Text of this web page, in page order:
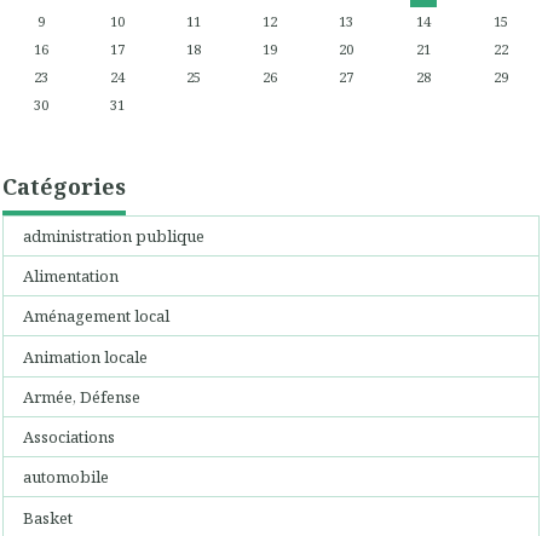
9
10 11 12 13 14
15
16
17 18 19 20 21
22
23
24 25 26 27 28
29
30
31
Catégories
administration publique
Alimentation
Aménagement local
Animation locale
Armée, Défense
Associations
automobile
Basket